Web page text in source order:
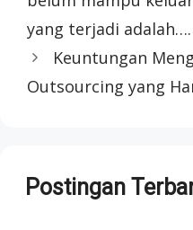
yang terjadi adalah….
Keuntungan
Outsourcing yang
Postingan